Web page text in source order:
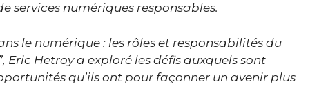
services numériques responsables.
le numérique : les rôles et responsabilités du
Eric Hetroy a exploré les défis auxquels sont
qu’ils ont pour façonner un avenir plus